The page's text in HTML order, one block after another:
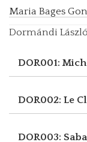
Maria Bages
Dormándi László
DOR001:
DOR002: Le
DOR003: